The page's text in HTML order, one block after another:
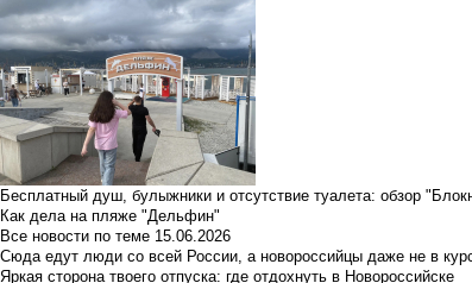
Бесплатный душ, булыжники и отсутствие туалета: обзор
Как дела на пляже "Дельфин"
Все новости по теме 15.06.2026
Сюда едут люди со всей России, а новороссийцы даже не в
Яркая сторона твоего отпуска: где отдохнуть в Новороссийске